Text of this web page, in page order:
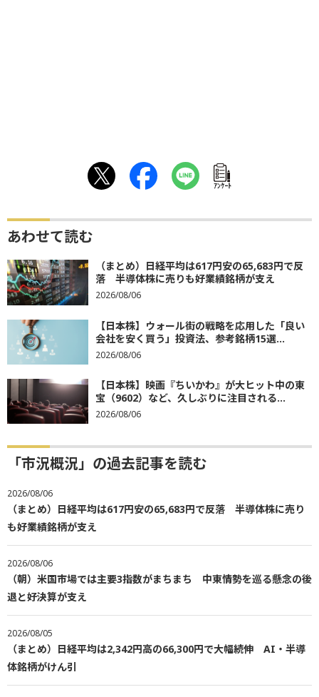
ｱﾝｹｰﾄ
あわせて読む
（まとめ）日経平均は617円安の65,683円で反
落 半導体株に売りも好業績銘柄が支え
2026/08/06
【日本株】ウォール街の戦略を応用した「良い
会社を安く買う」投資法、参考銘柄15選...
2026/08/06
【日本株】映画『ちいかわ』が大ヒット中の東
宝（9602）など、久しぶりに注目される...
2026/08/06
「市況概況」の過去記事を読む
2026/08/06
（まとめ）日経平均は617円安の65,683円で反落 半導体株に売り
も好業績銘柄が支え
2026/08/06
（朝）米国市場では主要3指数がまちまち 中東情勢を巡る懸念の後
退と好決算が支え
2026/08/05
（まとめ）日経平均は2,342円高の66,300円で大幅続伸 AI・半導
体銘柄がけん引